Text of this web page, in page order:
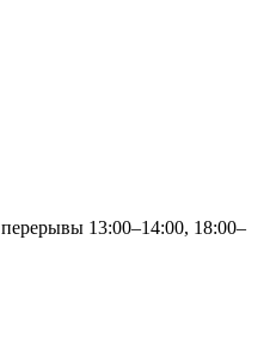
13:00–14:00, 18:00–